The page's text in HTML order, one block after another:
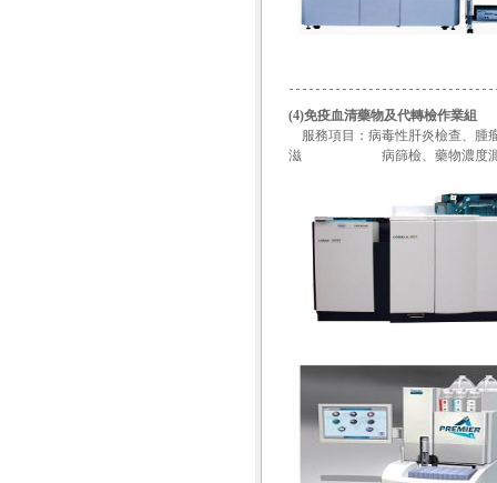
(4)免疫血清藥物及代轉檢作業組
服務項目：病毒性肝炎檢查、腫
滋 病篩檢、藥物濃度測定